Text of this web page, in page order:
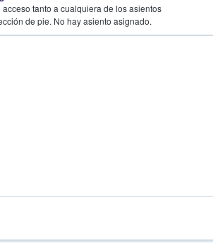
tanto a cualquiera de los asientos
de pie. No hay asiento asignado.